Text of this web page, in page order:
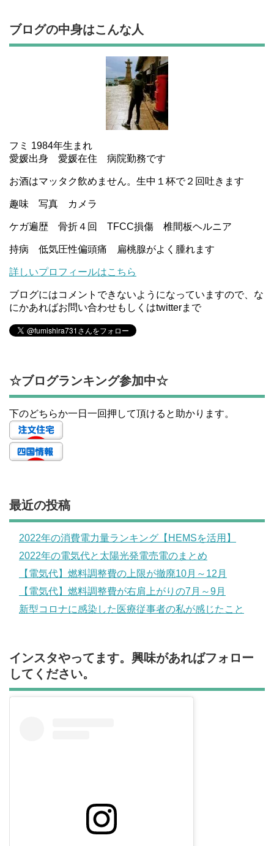
ブログの中身はこんな人
フミ 1984年生まれ
愛媛出身 愛媛在住 病院勤務です
お酒はマッタク飲めません。生中１杯で２回吐きます
趣味 写真 カメラ
ケガ遍歴 骨折４回 TFCC損傷 椎間板ヘルニア
持病 低気圧性偏頭痛 扁桃腺がよく腫れます
詳しいプロフィールはこちら
ブログにはコメントできないようになっていますので、な
にかあればお問い合わせもしくはtwitterまで
☆ブログランキング参加中☆
下のどちらか一日一回押して頂けると助かります。
最近の投稿
2022年の消費電力量ランキング【HEMSを活用】
2022年の電気代と太陽光発電売電のまとめ
【電気代】燃料調整費の上限が撤廃10月～12月
【電気代】燃料調整費が右肩上がりの7月～9月
新型コロナに感染した医療従事者の私が感じたこと
インスタやってます。興味があればフォロー
してください。